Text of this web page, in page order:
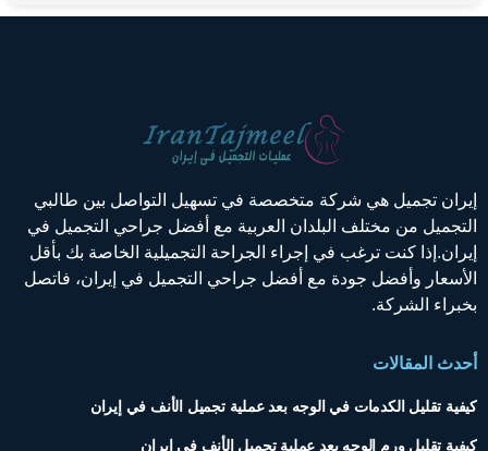
إيران تجميل هي شركة متخصصة في تسهيل التواصل بين طالبي
التجميل من مختلف البلدان العربية مع أفضل جراحي التجميل في
إيران.إذا كنت ترغب في إجراء الجراحة التجميلية الخاصة بك بأقل
الأسعار وأفضل جودة مع أفضل جراحي التجميل في إيران، فاتصل
بخبراء الشركة.
أحدث المقالات
كيفية تقليل الكدمات في الوجه بعد عملية تجميل الأنف في إيران
كيفية تقليل ورم الوجه بعد عملية تجميل الأنف في إيران